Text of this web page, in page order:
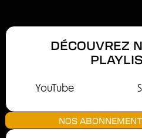
DÉCOUVREZ
YouTube
NOS